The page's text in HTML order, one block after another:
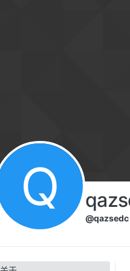
Q
@qazsedc